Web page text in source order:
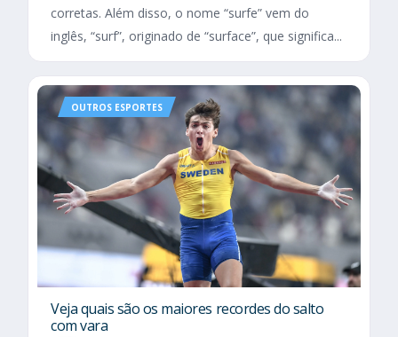
corretas. Além disso, o nome “surfe” vem do
inglês, “surf”, originado de “surface”, que significa...
OUTROS ESPORTES
Veja quais são os maiores recordes do salto
com vara